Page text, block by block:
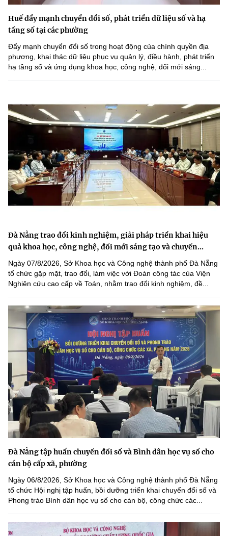
Huế đẩy mạnh chuyển đổi số, phát triển dữ liệu số và hạ
tầng số tại các phường
Đẩy mạnh chuyển đổi số trong hoạt động của chính quyền địa
phương, khai thác dữ liệu phục vụ quản lý, điều hành, phát triển
hạ tầng số và ứng dụng khoa học, công nghệ, đổi mới sáng...
Đà Nẵng trao đổi kinh nghiệm, giải pháp triển khai hiệu
quả khoa học, công nghệ, đổi mới sáng tạo và chuyển...
Ngày 07/8/2026, Sở Khoa học và Công nghệ thành phố Đà Nẵng
tổ chức gặp mặt, trao đổi, làm việc với Đoàn công tác của Viện
Nghiên cứu cao cấp về Toán, nhằm trao đổi kinh nghiệm, đề...
Đà Nẵng tập huấn chuyển đổi số và Bình dân học vụ số cho
cán bộ cấp xã, phường
Ngày 06/8/2026, Sở Khoa học và Công nghệ thành phố Đà Nẵng
tổ chức Hội nghị tập huấn, bồi dưỡng triển khai chuyển đổi số và
Phong trào Bình dân học vụ số cho cán bộ, công chức các...